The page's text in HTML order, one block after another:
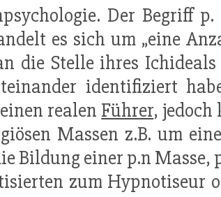
Der Begriff p.
es sich um „eine
die Stelle ihres Ichideals
identifiziert
realen Führer, jedoch
Massen z.B. um
Bildung einer p.n Masse,
zum Hypnotiseur